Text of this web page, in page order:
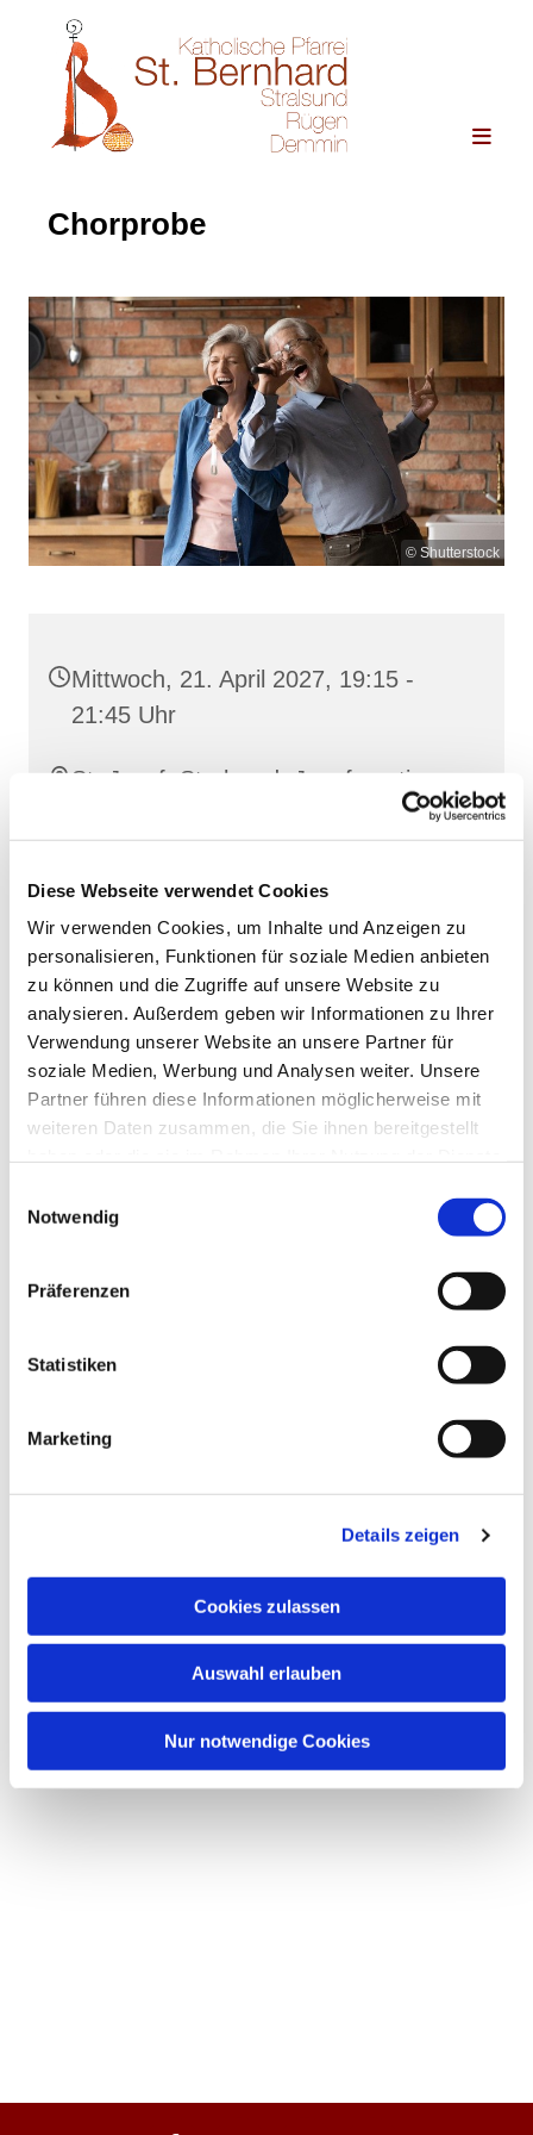
Diese Webseite verwendet Cookies
Wir verwenden Cookies, um Inhalte und Anzeigen zu
personalisieren, Funktionen für soziale Medien anbieten
zu können und die Zugriffe auf unsere Website zu
analysieren. Außerdem geben wir Informationen zu Ihrer
Verwendung unserer Website an unsere Partner für
soziale Medien, Werbung und Analysen weiter. Unsere
Partner führen diese Informationen möglicherweise mit
weiteren Daten zusammen, die Sie ihnen bereitgestellt
Notwendig
Präferenzen
Statistiken
Marketing
Details zeigen
Cookies zulassen
Auswahl erlauben
Nur notwendige Cookies
Chorprobe
© Shutterstock
Mittwoch, 21. April 2027, 19:15 -
21:45 Uhr
St. Josef, Stralsund, Jungfernstieg